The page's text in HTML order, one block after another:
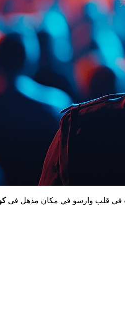
في قلب وارسو في مكان مذهل في